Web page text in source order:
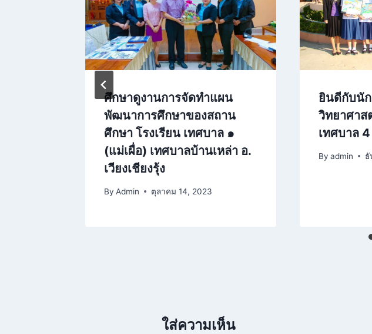
ศึกษาดูงานการจัดทำแผน
พัฒนาการศึกษาของสถาน
ศึกษา โรงเรียน เทศบาล ๑
(แม่เผื่อ) เทศบาลบ้านเหล่า อ.
เวียงเชียงรุ้ง
By Admin ตุลาคม 14, 2023
ยินดีกับนัก
วิทยาศาส
เทศบาล 4
By admin ธั
ใส่ความเห็น